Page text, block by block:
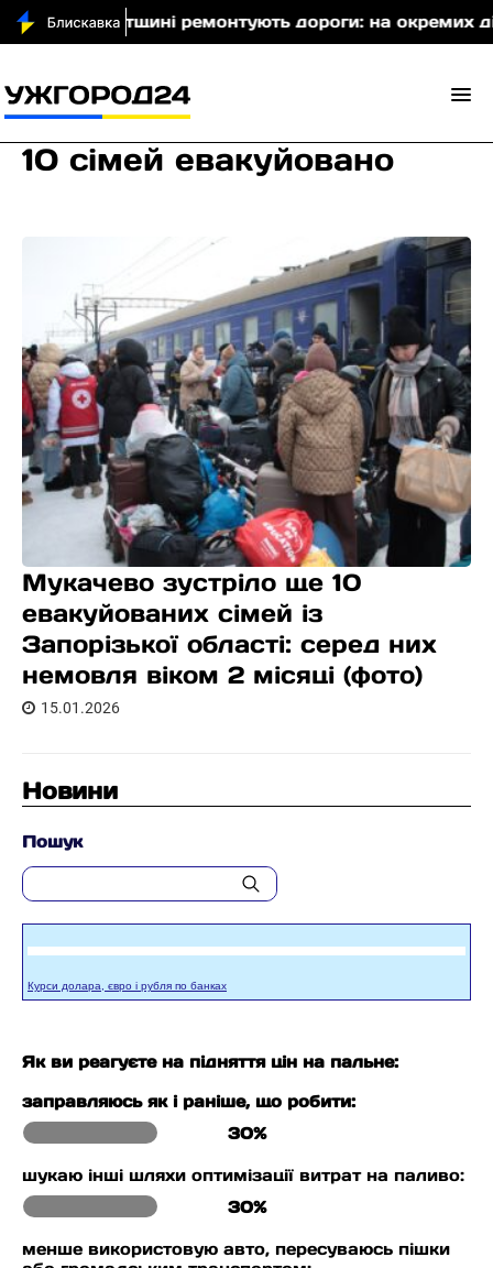
На Хустщині ремонтують дороги: на окремих
10 сімей евакуйовано
Мукачево зустріло ще 10
евакуйованих сімей із
Запорізької області: серед них
немовля віком 2 місяці (фото)
15.01.2026
Новини
Пошук
Курси долара, євро і рубля по банках
Як ви реагуєте на підняття цін на пальне:
заправляюсь як і раніше, що робити:
30%
шукаю інші шляхи оптимізації витрат на паливо:
30%
менше використовую авто, пересуваюсь пішки